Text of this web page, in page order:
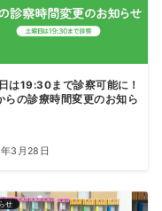
は19:30まで診察可能に！
らの診療時間変更のお知ら
3月28日
せ